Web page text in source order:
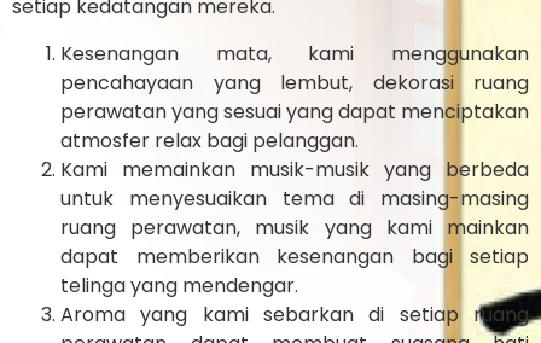
setiap kedatangan mereka.
Kesenangan mata, kami menggunakan
pencahayaan yang lembut, dekorasi ruang
perawatan yang sesuai yang dapat menciptakan
atmosfer relax bagi pelanggan.
Kami memainkan musik-musik yang berbeda
untuk menyesuaikan tema di masing-masing
ruang perawatan, musik yang kami mainkan
dapat memberikan kesenangan bagi setiap
telinga yang mendengar.
Aroma yang kami sebarkan di setiap ruang